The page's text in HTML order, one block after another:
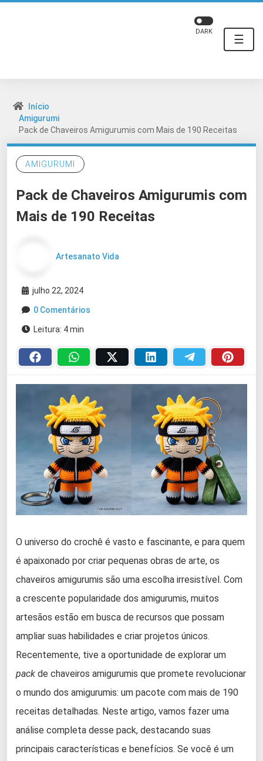
☰
DARK
Início
Amigurumi
Pack de Chaveiros Amigurumis com Mais de 190 Receitas
AMIGURUMI
Pack de Chaveiros Amigurumis com
Mais de 190 Receitas
Artesanato Vida
julho 22, 2024
0 Comentários
Leitura: 4 min
O universo do crochê é vasto e fascinante, e para quem
é apaixonado por criar pequenas obras de arte, os
chaveiros amigurumis são uma escolha irresistível. Com
a crescente popularidade dos amigurumis, muitos
artesãos estão em busca de recursos que possam
ampliar suas habilidades e criar projetos únicos.
Recentemente, tive a oportunidade de explorar um
pack de chaveiros amigurumis que promete revolucionar
o mundo dos amigurumis: um pacote com mais de 190
receitas detalhadas. Neste artigo, vamos fazer uma
análise completa desse pack, destacando suas
principais características e benefícios. Se você é um